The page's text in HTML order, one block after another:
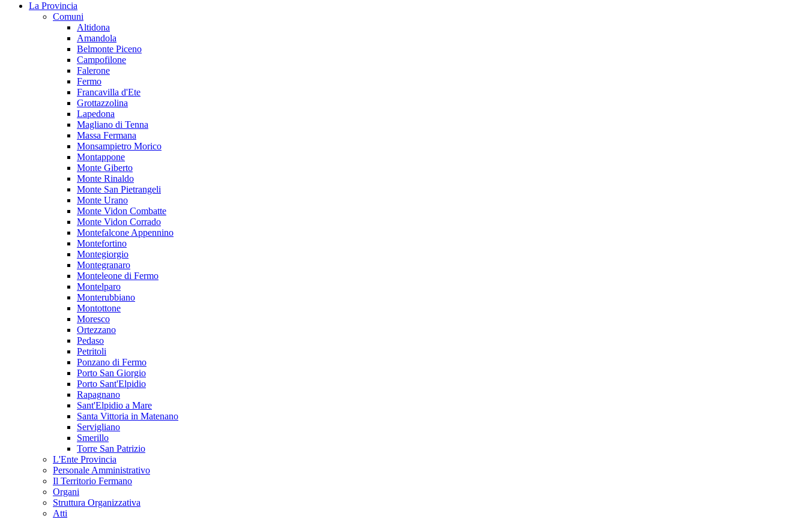
La Provincia
Comuni
Altidona
Amandola
Belmonte Piceno
Campofilone
Falerone
Fermo
Francavilla d'Ete
Grottazzolina
Lapedona
Magliano di Tenna
Massa Fermana
Monsampietro Morico
Montappone
Monte Giberto
Monte Rinaldo
Monte San Pietrangeli
Monte Urano
Monte Vidon Combatte
Monte Vidon Corrado
Montefalcone Appennino
Montefortino
Montegiorgio
Montegranaro
Monteleone di Fermo
Montelparo
Monterubbiano
Montottone
Moresco
Ortezzano
Pedaso
Petritoli
Ponzano di Fermo
Porto San Giorgio
Porto Sant'Elpidio
Rapagnano
Sant'Elpidio a Mare
Santa Vittoria in Matenano
Servigliano
Smerillo
Torre San Patrizio
L'Ente Provincia
Personale Amministrativo
Il Territorio Fermano
Organi
Struttura Organizzativa
Atti